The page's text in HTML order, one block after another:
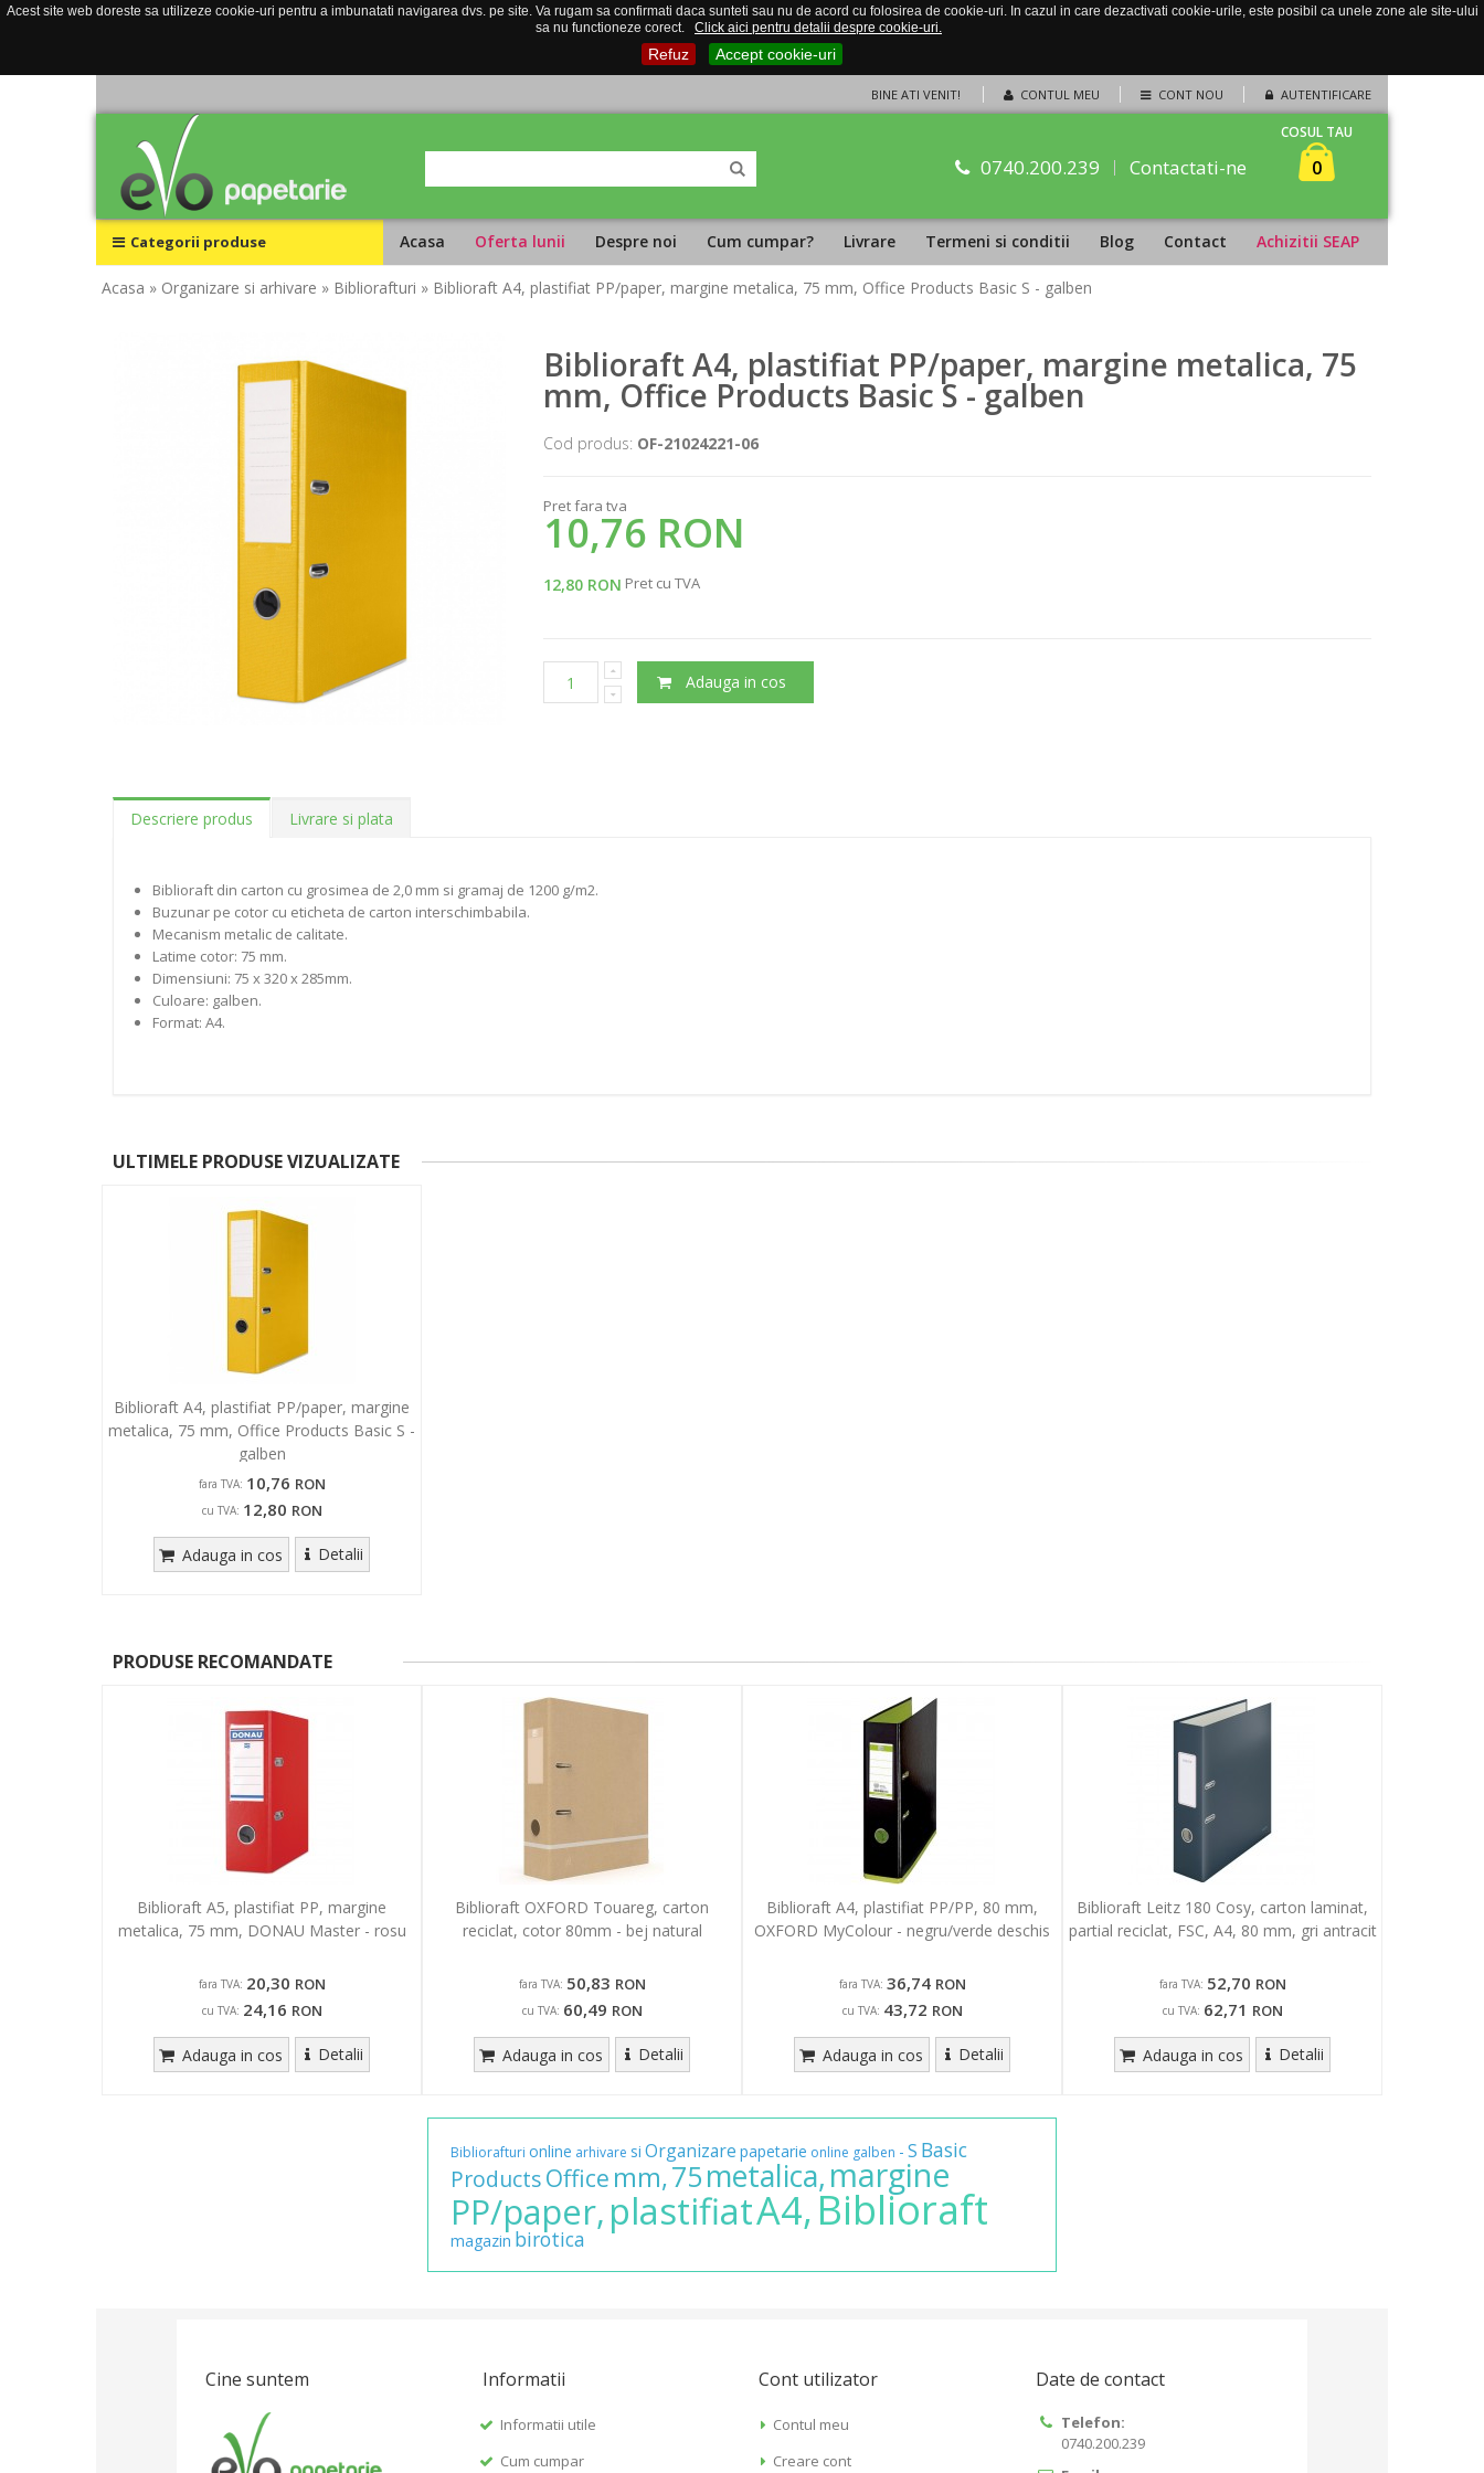
Acest site web doreste sa utilizeze cookie-uri pentru a imbunatati navigarea dvs. pe site. Va rugam sa confirmati daca sunteti sau nu de acord cu folosirea de cookie-uri. In cazul in care dezactivati cookie-urile, este posibil ca unele zone ale site-ului
sa nu functioneze corect.
Click aici pentru detalii despre cookie-uri.
Refuz Accept cookie-uri
CONTUL MEU CONT NOU AUTENTIFICARE
BINE ATI VENIT!
0740.200.239 Contactati-ne
COSUL TAU
0
Categorii produse Acasa Oferta lunii Despre noi Cum cumpar? Livrare Termeni si conditii Blog Contact Achizitii SEAP
Acasa » Organizare si arhivare » Bibliorafturi » Biblioraft A4, plastifiat PP/paper, margine metalica, 75 mm, Office Products Basic S - galben
Biblioraft A4, plastifiat PP/paper, margine metalica, 75
mm, Office Products Basic S - galben
Cod produs: OF-21024221-06
Pret fara tva
10,76 RON
12,80 RON Pret cu TVA
Adauga in cos
Descriere produs Livrare si plata
Biblioraft din carton cu grosimea de 2,0 mm si gramaj de 1200 g/m2.
Buzunar pe cotor cu eticheta de carton interschimbabila.
Mecanism metalic de calitate.
Latime cotor: 75 mm.
Dimensiuni: 75 x 320 x 285mm.
Culoare: galben.
Format: A4.
ULTIMELE PRODUSE VIZUALIZATE
Biblioraft A4, plastifiat PP/paper, margine
metalica, 75 mm, Office Products Basic S -
galben
fara TVA: 10,76 RON
cu TVA: 12,80 RON
Adauga in cos Detalii
PRODUSE RECOMANDATE
Biblioraft A5, plastifiat PP, margine
metalica, 75 mm, DONAU Master - rosu
fara TVA: 20,30 RON
cu TVA: 24,16 RON
Adauga in cos Detalii
Biblioraft OXFORD Touareg, carton
reciclat, cotor 80mm - bej natural
fara TVA: 50,83 RON
cu TVA: 60,49 RON
Adauga in cos Detalii
Biblioraft A4, plastifiat PP/PP, 80 mm,
OXFORD MyColour - negru/verde deschis
fara TVA: 36,74 RON
cu TVA: 43,72 RON
Adauga in cos Detalii
Biblioraft Leitz 180 Cosy, carton laminat,
partial reciclat, FSC, A4, 80 mm, gri antracit
fara TVA: 52,70 RON
cu TVA: 62,71 RON
Adauga in cos Detalii
Bibliorafturi online arhivare si Organizare papetarie online galben - S Basic
ProductsOffice mm,75metalica,margine
PP/paper,plastifiatA4,Biblioraft
magazin birotica
Cine suntem Informatii
Informatii utile
Cum cumpar
Cont utilizator
Contul meu
Creare cont
Date de contact
Telefon:
0740.200.239